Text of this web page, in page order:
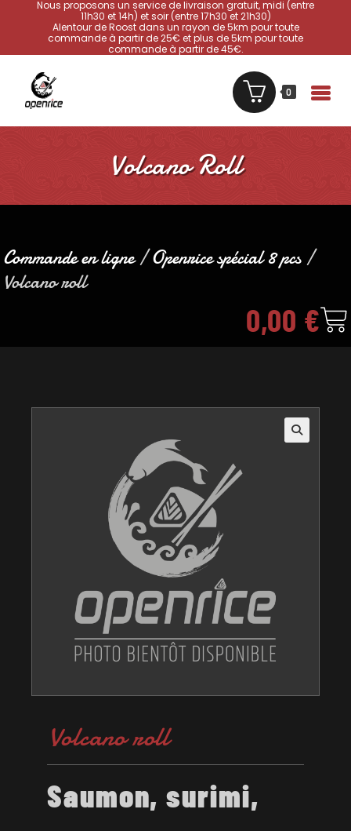
Nous proposons un service de livraison gratuit, midi (entre
11h30 et 14h) et soir (entre 17h30 et 21h30)
Alentour de Roost dans un rayon de 5km pour toute
commande à partir de 25€ et plus de 5km pour toute
commande à partir de 45€.
0
Volcano Roll
Commande en ligne/Openrice spécial 8 pcs/
Volcano roll
0,00 €
Volcano roll
Saumon, surimi,